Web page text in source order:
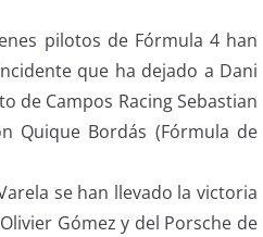
pilotos de Fórmula 4 han
que ha dejado a Dani
de Campos Racing Sebastian
Quique Bordás (Fórmula de
se han llevado la victoria
Gómez y del Porsche de